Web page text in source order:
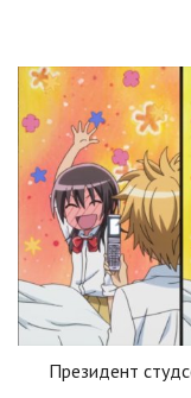
Президент